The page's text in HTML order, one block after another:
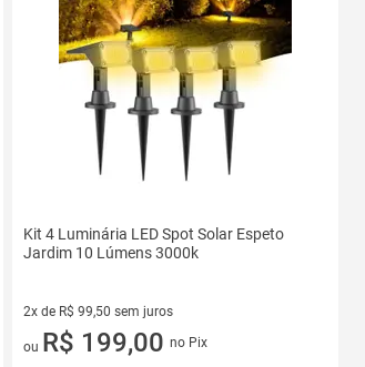
Kit 4 Luminária LED Spot Solar Espeto
Jardim 10 Lúmens 3000k
2x de R$ 99,50 sem juros
2 vez de R$ 99,50 sem juros
ou R$ 199,00 no Pix